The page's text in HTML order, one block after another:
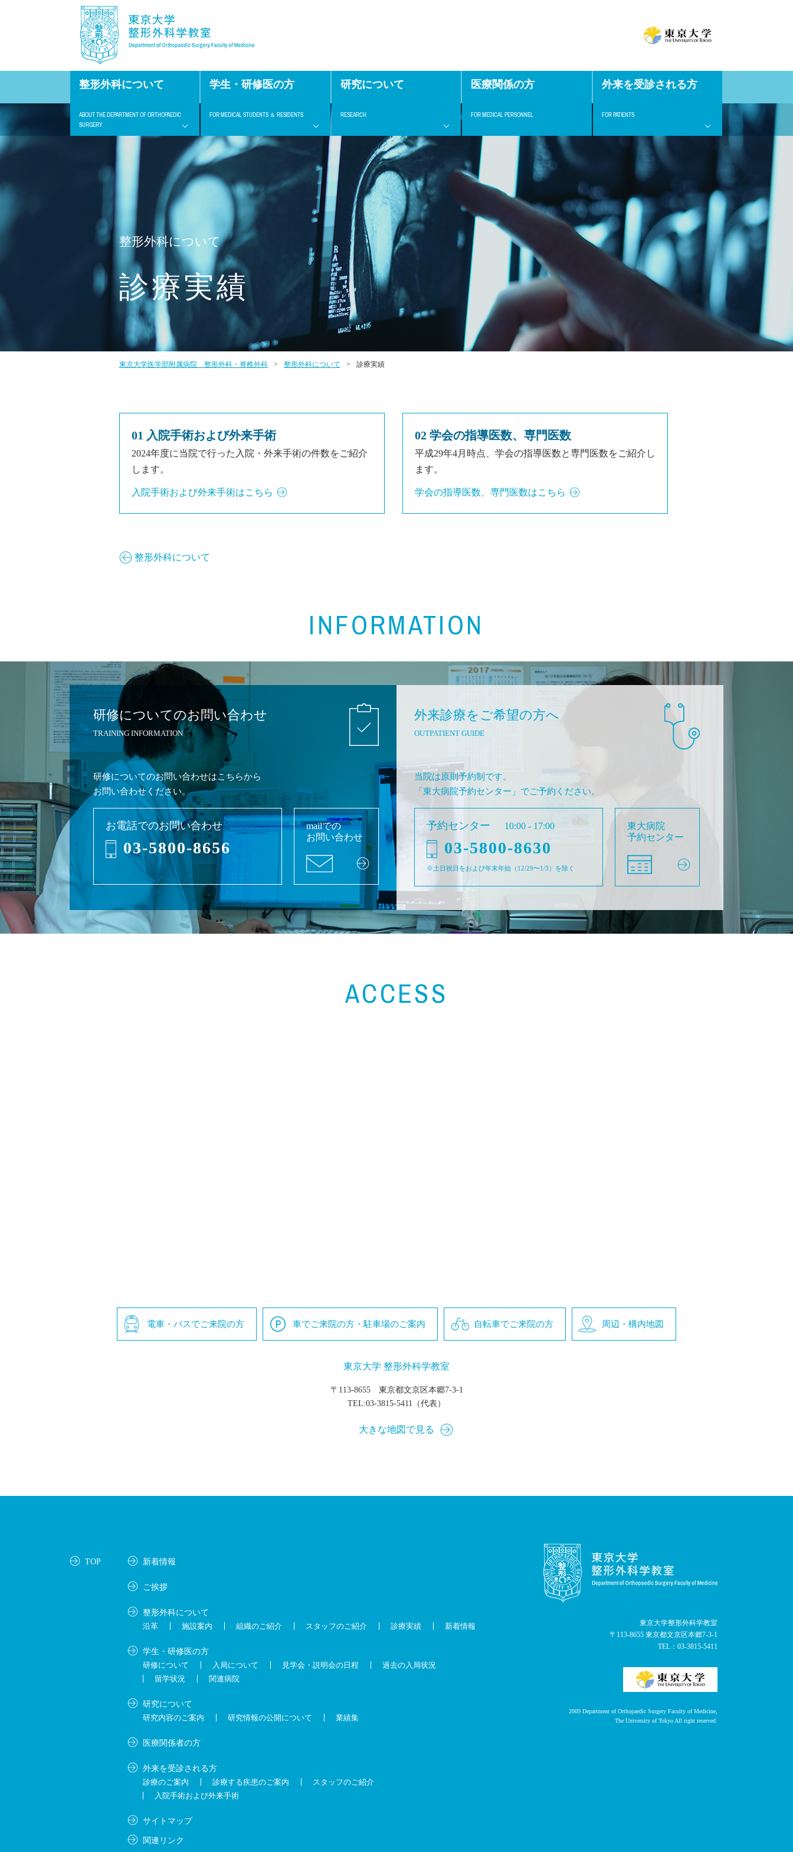
整形外科について
ABOUT THE DEPARTMENT OF ORTHOPAEDIC
SURGERY
学生・研修医の方
FOR MEDICAL STUDENTS ＆ RESIDENTS
研究について
RESEARCH
医療関係の方
FOR MEDICAL PERSONNEL
外来を受診される方
FOR PATIENTS
整形外科について
診療実績
東京大学医学部附属病院 整形外科・脊椎外科 整形外科について 診療実績
01 入院手術および外来手術
2024年度に当院で行った入院・外来手術の件数をご紹介
します。
入院手術および外来手術はこちら
02 学会の指導医数、専門医数
平成29年4月時点、学会の指導医数と専門医数をご紹介し
ます。
学会の指導医数、専門医数はこちら
整形外科について
INFORMATION
研修についてのお問い合わせ
TRAINING INFORMATION
研修についてのお問い合わせはこちらから
お問い合わせください。
お電話でのお問い合わせ
03-5800-8656
mailでの
お問い合わせ
外来診療をご希望の方へ
OUTPATIENT GUIDE
当院は原則予約制です。
「東大病院予約センター」でご予約ください。
予約センター 10:00 - 17:00
03-5800-8630
※土日祝日をおよび年末年始 （12/29〜1/3）を除く
東大病院
予約センター
ACCESS
電車・バスでご来院の方 車でご来院の方・駐車場のご案内 自転車でご来院の方 周辺・構内地図
東京大学 整形外科学教室
〒113-8655 東京都文京区本郷7-3-1
TEL:03-3815-5411 （代表）
大きな地図で見る
TOP 新着情報
ご挨拶
整形外科について
沿革
施設案内 組織のご紹介 スタッフのご紹介 診療実績 新着情報
学生・研修医の方
研修について
入局について 見学会・説明会の日程
過去の入局状況
留学状況
関連病院
研究について
研究内容のご案内
研究情報の公開について 業績集
医療関係者の方
外来を受診される方
診療のご案内
診療する疾患のご案内
スタッフのご紹介
入院手術および外来手術
サイトマップ
関連リンク
東京大学整形外科学教室
〒113-8655 東京都文京区本郷7-3-1
TEL： 03-3815-5411
2009 Department ofOrthopaedic Surgery Faculty of Medicine,
The University of Tokyo All right reserved.